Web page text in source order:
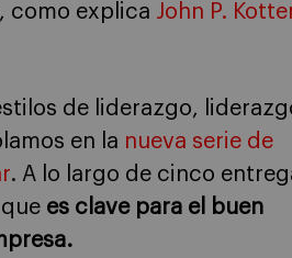
como explica John P.
de liderazgo,
en la nueva serie de
. A lo largo de cinco
es clave para el buen